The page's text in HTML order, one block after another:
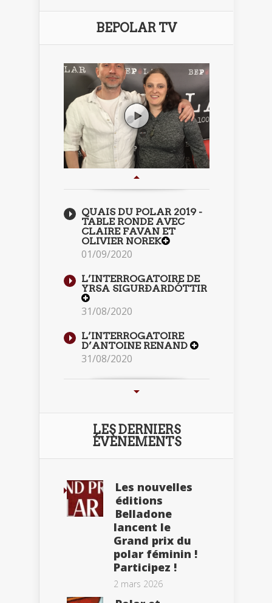
BEPOLAR TV
QUAIS DU POLAR 2019 -
TABLE RONDE AVEC
CLAIRE FAVAN ET
OLIVIER NOREK
01/09/2020
L’INTERROGATOIRE DE
YRSA SIGURÐARDÓTTIR
31/08/2020
L’INTERROGATOIRE
D’ANTOINE RENAND
31/08/2020
LES DERNIERS
ÉVÈNEMENTS
Les nouvelles
éditions
Belladone
lancent le
Grand prix du
polar féminin !
Participez !
2 mars 2026